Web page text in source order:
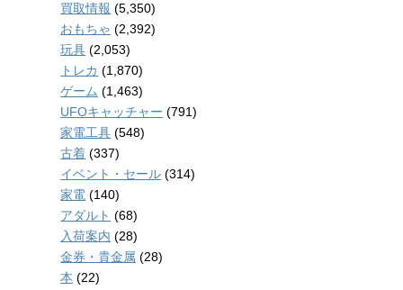
買取情報 (5,350)
おもちゃ (2,392)
玩具 (2,053)
トレカ (1,870)
ゲーム (1,463)
UFOキャッチャー (791)
家電工具 (548)
古着 (337)
イベント・セール (314)
家電 (140)
アダルト (68)
入荷案内 (28)
金券・貴金属 (28)
本 (22)